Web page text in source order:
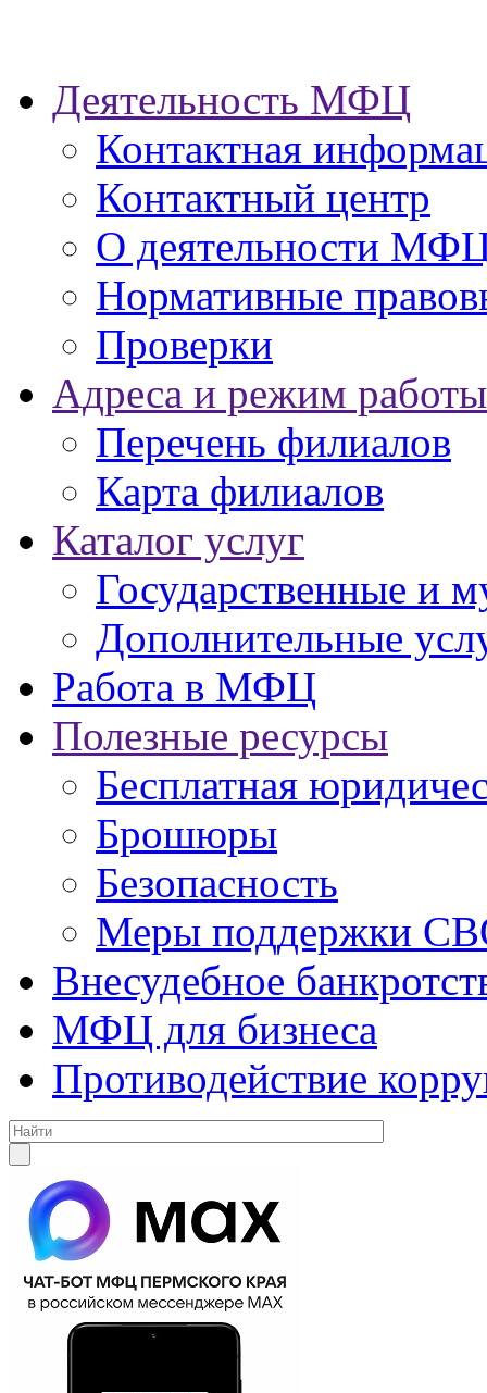
Деятельность МФЦ
Контактная
Контактный центр
О деятельности
Нормативные
Проверки
Адреса и режим работы
Перечень филиалов
Карта филиалов
Каталог услуг
Государственные и
Дополнительные
Работа в МФЦ
Полезные ресурсы
Бесплатная
Брошюры
Безопасность
Меры поддержки
Внесудебное
МФЦ для бизнеса
Противодействие